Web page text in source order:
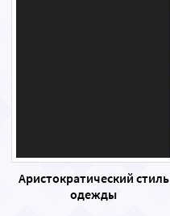
Аристократический стиль
одежды